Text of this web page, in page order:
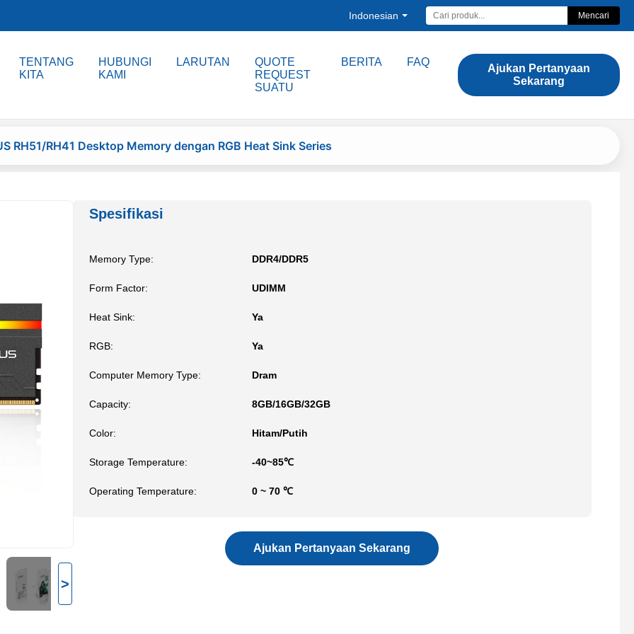
Indonesian Mencari
TENTANG
KITA
HUBUNGI
KAMI
LARUTAN
QUOTE
REQUEST
SUATU
BERITA FAQ
Ajukan Pertanyaan
Sekarang
RH51/RH41 Desktop Memory dengan RGB Heat Sink Series
>
Spesifikasi
Memory Type: DDR4/DDR5
Form Factor: UDIMM
Heat Sink: Ya
RGB: Ya
Computer Memory Type: Dram
Capacity: 8GB/16GB/32GB
Color: Hitam/Putih
Storage Temperature: -40~85℃
Operating Temperature: 0 ~ 70 ℃
Ajukan Pertanyaan Sekarang